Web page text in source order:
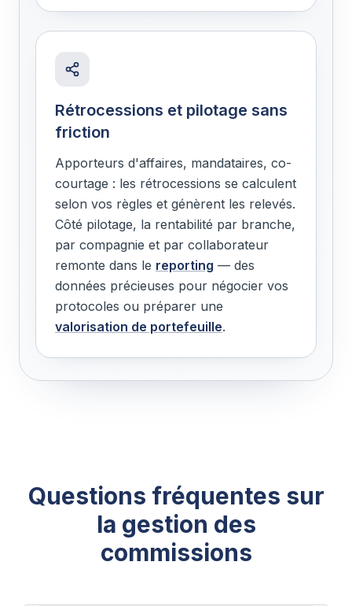
Rétrocessions et pilotage sans
friction
Apporteurs d'affaires, mandataires, co-
courtage : les rétrocessions se calculent
selon vos règles et génèrent les relevés.
Côté pilotage, la rentabilité par branche,
par compagnie et par collaborateur
remonte dans le reporting — des
données précieuses pour négocier vos
protocoles ou préparer une
valorisation de portefeuille.
Questions fréquentes sur
la gestion des
commissions